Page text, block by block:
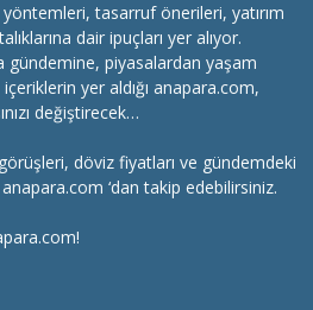
yöntemleri, tasarruf önerileri, yatırım
dair ipuçları yer alıyor.
gündemine, piyasalardan yaşam
yer aldığı anapara.com,
değiştirecek…
döviz fiyatları ve gündemdeki
‘dan takip edebilirsiniz.